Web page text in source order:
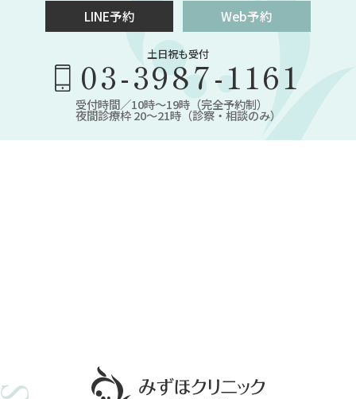
LINE予約 Web予約
土日祝も受付
03-3987-1161
受付時間／10時～19時（完全予約制）
夜間診療枠 20～21時（診察・相談のみ）